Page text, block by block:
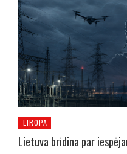
EIROPA
Lietuva brīdina par